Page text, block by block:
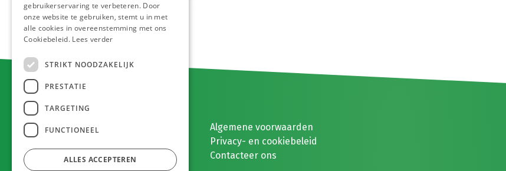
E. MEEUWISSEN BV
Gaston Eyskenslaan 2
3900 Pelt, België
Algemene voorwaarden
Privacy- en cookiebeleid
Contacteer ons
gebruikerservaring te verbeteren. Door
onze website te gebruiken, stemt u in met
alle cookies in overeenstemming met ons
Cookiebeleid. Lees verder
STRIKT NOODZAKELIJK
PRESTATIE
TARGETING
FUNCTIONEEL
ALLES ACCEPTEREN